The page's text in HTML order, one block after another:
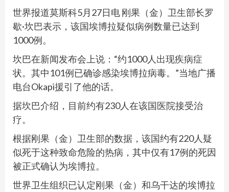
世界报道莫斯科5月27日电 刚果（金）卫生部长罗
歇·坎巴表示，该国埃博拉疑似病例数量已达到
1000例。
坎巴在新闻发布会上说：“约1000人出现疾病症
状。其中101例已确诊感染埃博拉病毒。”当地广播
电台Okapi援引了他的话。
据坎巴介绍，目前约有230人在该国医院接受治
疗。
根据刚果（金）卫生部的数据，该国约有220人疑
似死于这种致命危险的热病，其中仅有17例的死因
被正式确认为埃博拉。
世界卫生组织已认定刚果（金）和乌干达的埃博拉